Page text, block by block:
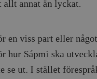
allt annat än lyckat.
en viss part eller
hur Sápmi ska
se ut. I stället
ställs in av Google Analytics. Den
en mönstertyps-cookie som har ställts in
i namnet innehåller det unika
för att begränsa mängden data
används av Google Analytics för att
att göra giltiga rapporter om
för att leverera en serie